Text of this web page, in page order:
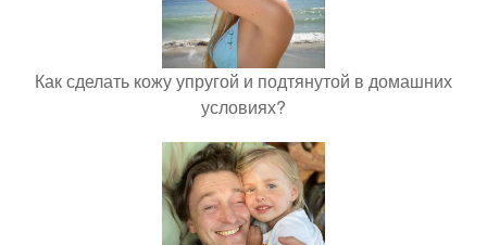
Как сделать кожу упругой и подтянутой в домашних
условиях?